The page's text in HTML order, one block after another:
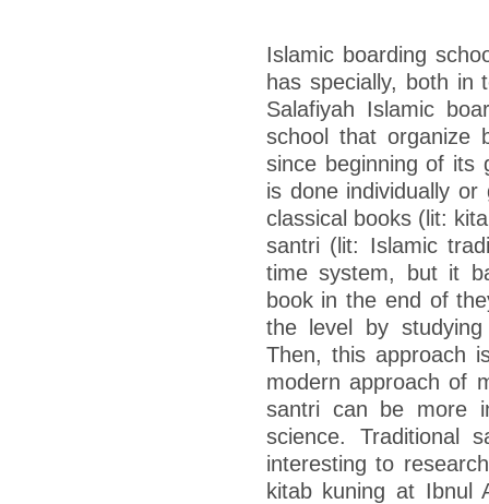
Islamic boarding
has specially, both
Salafiyah Islamic
school that organize
since beginning of its
is done individually
classical books (lit:
santri (lit: Islamic
time system, but it
book in the end of
the level by
Then, this approach
modern approach of
santri can be more
science. Traditional
interesting to
kitab kuning at Ibnul